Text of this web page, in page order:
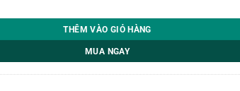
THÊM VÀO GIỎ HÀNG
MUA NGAY